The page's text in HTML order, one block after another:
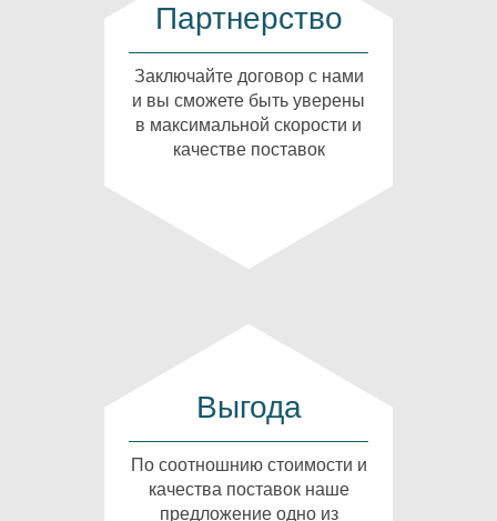
Партнерство
Заключайте договор с нами
и вы сможете быть уверены
в максимальной скорости и
качестве поставок
Выгода
По соотношнию стоимости и
качества поставок наше
предложение одно из